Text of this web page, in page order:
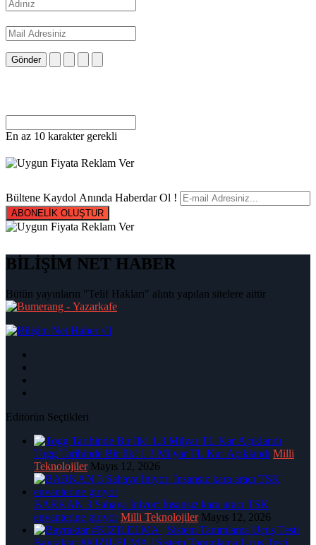
Gönder
En az 10 karakter gerekli
Bültene Kaydol Anında Haberdar Ol !
ABONELİK OLUŞTUR
BİLİŞİM NET HABER
Bütün yayınların "Telif Hakları" alıntı yapılan sitelere aittir
|
Editörün Seçtikleri
Togg Tarihinde Bir İlk! 1.3 Milyar TL Kar Açıklandı Milli
Teknolojiler Mayıs 12, 2026
BARKAN 3 Sahaya İniyor: İnsansız kara aracı TSK
envanterine giriyor Milli Teknolojiler Mayıs 12, 2026
Bayraktar #KIZILELMA | Sistem Tanımlama Uçuş Testi